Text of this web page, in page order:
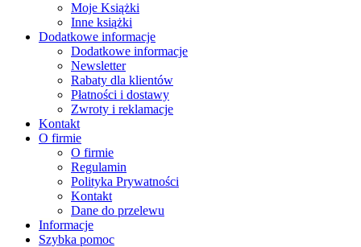
Moje Książki
Inne książki
Dodatkowe informacje
Dodatkowe informacje
Newsletter
Rabaty dla klientów
Płatności i dostawy
Zwroty i reklamacje
Kontakt
O firmie
O firmie
Regulamin
Polityka Prywatności
Kontakt
Dane do przelewu
Informacje
Szybka pomoc